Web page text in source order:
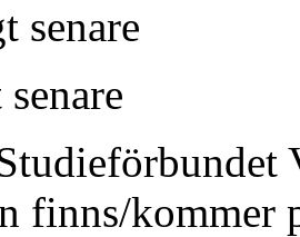
senare
finns/kommer